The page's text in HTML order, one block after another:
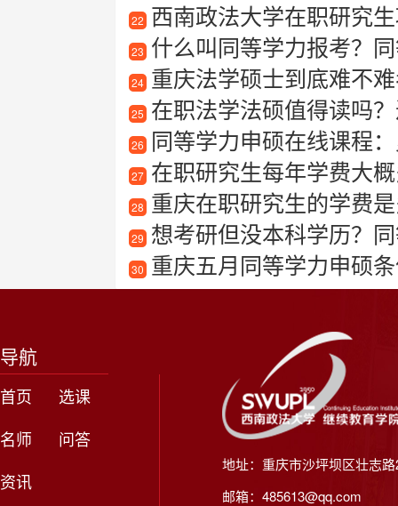
22 西南政法大学在职研究生
23 什么叫同等学力报考？
24 重庆法学硕士到底难不
25 在职法学法硕值得读吗？过
26 同等学力申硕在线课程
27 在职研究生每年学费大
28 重庆在职研究生的学费
29 想考研但没本科学历？
30 重庆五月同等学力申硕
导航
首页
选课
名师
问答
资讯
地址：重庆市沙坪坝区壮志
邮箱：485613@qq.com